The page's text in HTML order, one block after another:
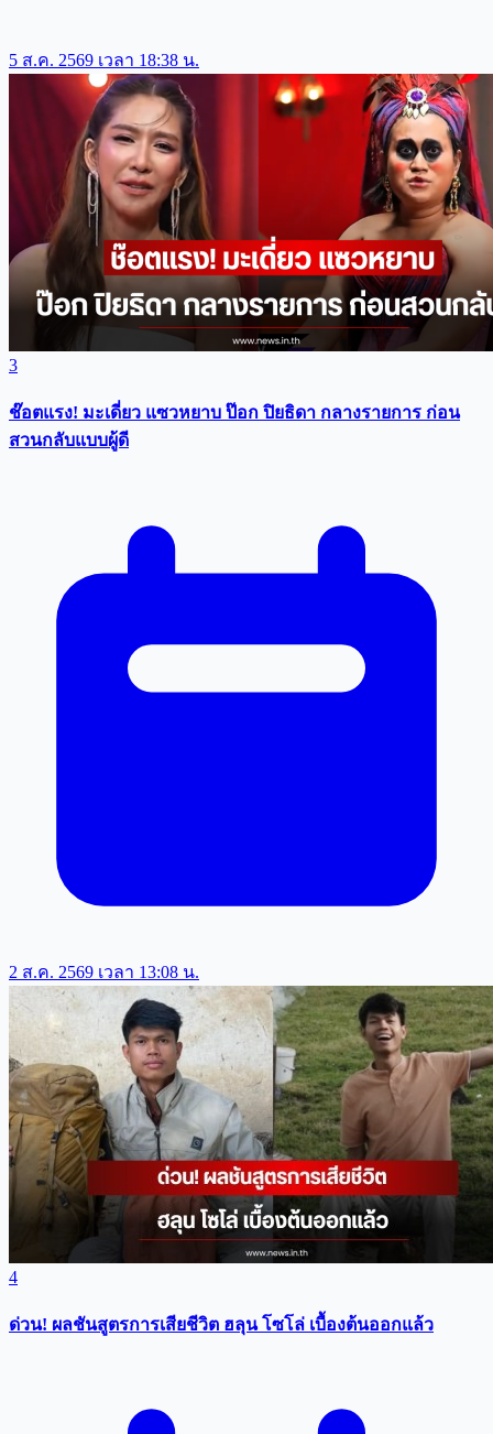
5 ส.ค. 2569 เวลา 18:38 น.
3
ช๊อตแรง! มะเดี่ยว แซวหยาบ ป๊อก ปิยธิดา กลางรายการ ก่อน
สวนกลับแบบผู้ดี
2 ส.ค. 2569 เวลา 13:08 น.
4
ด่วน! ผลชันสูตรการเสียชีวิต ฮลุน โซโล่ เบื้องต้นออกแล้ว